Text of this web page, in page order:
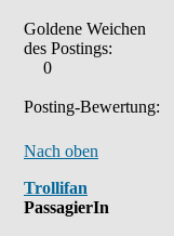
Goldene Weichen
des Postings:
0
Posting-Bewertung:
Nach oben
Trollifan
PassagierIn